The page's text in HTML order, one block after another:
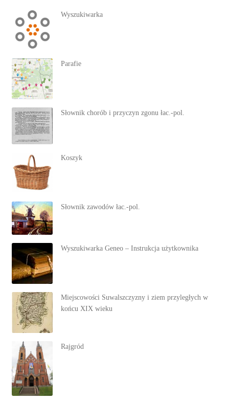
Wyszukiwarka
Parafie
Słownik chorób i przyczyn zgonu łac.-pol.
Koszyk
Słownik zawodów łac.-pol.
Wyszukiwarka Geneo – Instrukcja użytkownika
Miejscowości Suwalszczyzny i ziem przyległych w
końcu XIX wieku
Rajgród